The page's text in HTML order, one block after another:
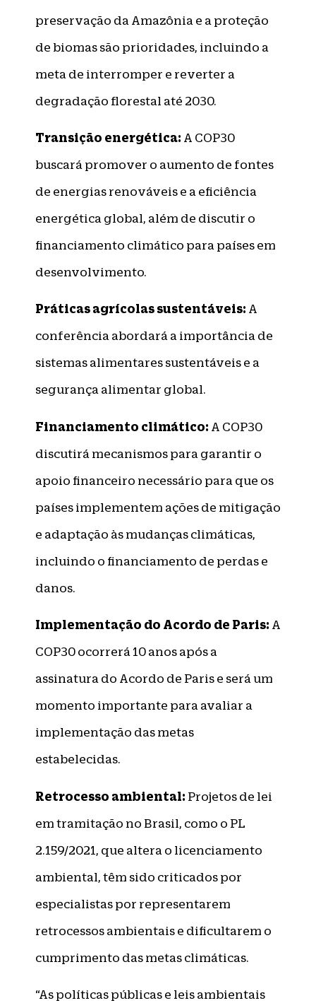
preservação da Amazônia e a proteção
de biomas são prioridades, incluindo a
meta de interromper e reverter a
degradação florestal até 2030.
Transição energética: A COP30
buscará promover o aumento de fontes
de energias renováveis e a eficiência
energética global, além de discutir o
financiamento climático para países em
desenvolvimento.
Práticas agrícolas sustentáveis: A
conferência abordará a importância de
sistemas alimentares sustentáveis e a
segurança alimentar global.
Financiamento climático: A COP30
discutirá mecanismos para garantir o
apoio financeiro necessário para que os
países implementem ações de mitigação
e adaptação às mudanças climáticas,
incluindo o financiamento de perdas e
danos.
Implementação do Acordo de Paris: A
COP30 ocorrerá 10 anos após a
assinatura do Acordo de Paris e será um
momento importante para avaliar a
implementação das metas
estabelecidas.
Retrocesso ambiental: Projetos de lei
em tramitação no Brasil, como o PL
2.159/2021, que altera o licenciamento
ambiental, têm sido criticados por
especialistas por representarem
retrocessos ambientais e dificultarem o
cumprimento das metas climáticas.
“As políticas públicas e leis ambientais